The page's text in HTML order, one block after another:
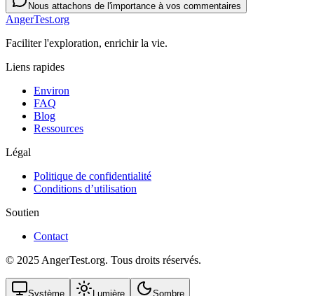
Nous attachons de l'importance à vos commentaires
AngerTest.org
Faciliter l'exploration, enrichir la vie.
Liens rapides
Environ
FAQ
Blog
Ressources
Légal
Politique de confidentialité
Conditions d’utilisation
Soutien
Contact
© 2025 AngerTest.org. Tous droits réservés.
Système Lumière Sombre